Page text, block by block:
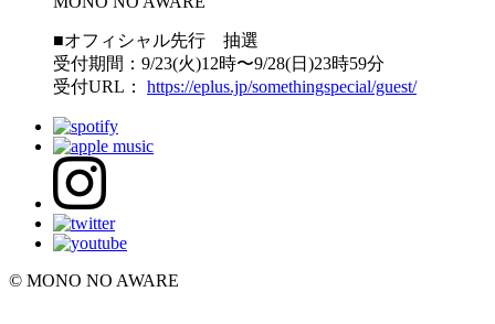
■オフィシャル先行 抽選
受付期間：9/23(火)12時〜9/28(日)23時59分
受付URL： https://eplus.jp/somethingspecial/guest/
© MONO NO AWARE